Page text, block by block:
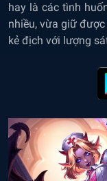
hay là các tình
nhiều, vừa giữ
kẻ địch với lượng